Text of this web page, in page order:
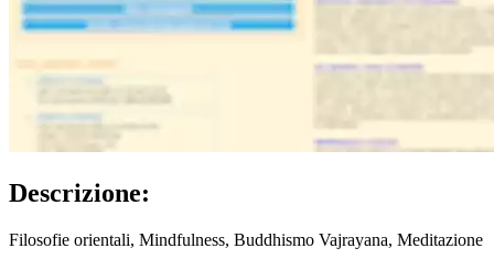
Descrizione:
Filosofie orientali, Mindfulness, Buddhismo Vajrayana, Meditazione